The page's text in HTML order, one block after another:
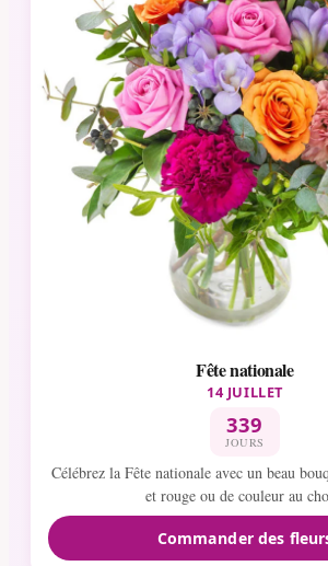
Fête nationale
14 JUILLET
339
JOURS
Célébrez la Fête nationale avec un beau
et rouge ou de couleur au
Commander des